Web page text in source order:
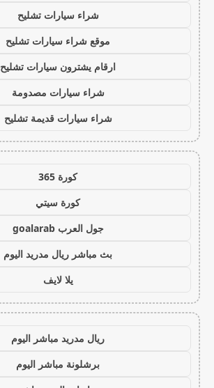
شراء سيارات تشليح
موقع شراء سيارات تشليح
ارقام يشترون سيارات تشليح
شراء سيارات مصدومة
شراء سيارات قديمة تشليح
كورة 365
كورة سيتي
جول العرب goalarab
بث مباشر ريال مدريد اليوم
يلا لايف
ريال مدريد مباشر اليوم
برشلونة مباشر اليوم